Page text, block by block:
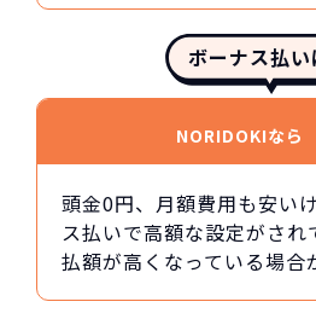
ボーナス払い
NORIDOKIなら
頭金0円、月額費用も安い
ス払いで高額な設定がされ
払額が高くなっている場合